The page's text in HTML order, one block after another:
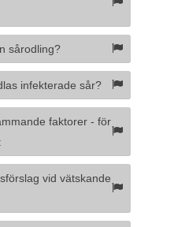
sårodling?
infekterade sår?
faktorer - för
vid vätskande